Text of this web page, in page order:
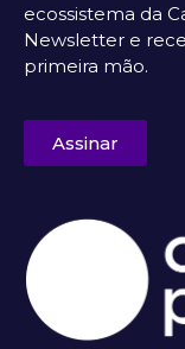
ecossistema da
Newsletter e
primeira mão.
Assinar